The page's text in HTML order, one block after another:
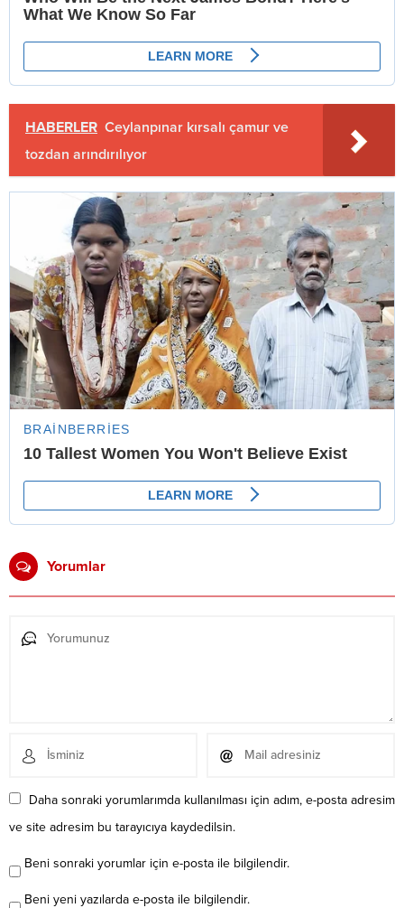
HABERLER Ceylanpınar kırsalı çamur ve
tozdan arındırılıyor
Yorumlar
Daha sonraki yorumlarımda kullanılması için adım, e-posta adresim
ve site adresim bu tarayıcıya kaydedilsin.
Beni sonraki yorumlar için e-posta ile bilgilendir.
Beni yeni yazılarda e-posta ile bilgilendir.